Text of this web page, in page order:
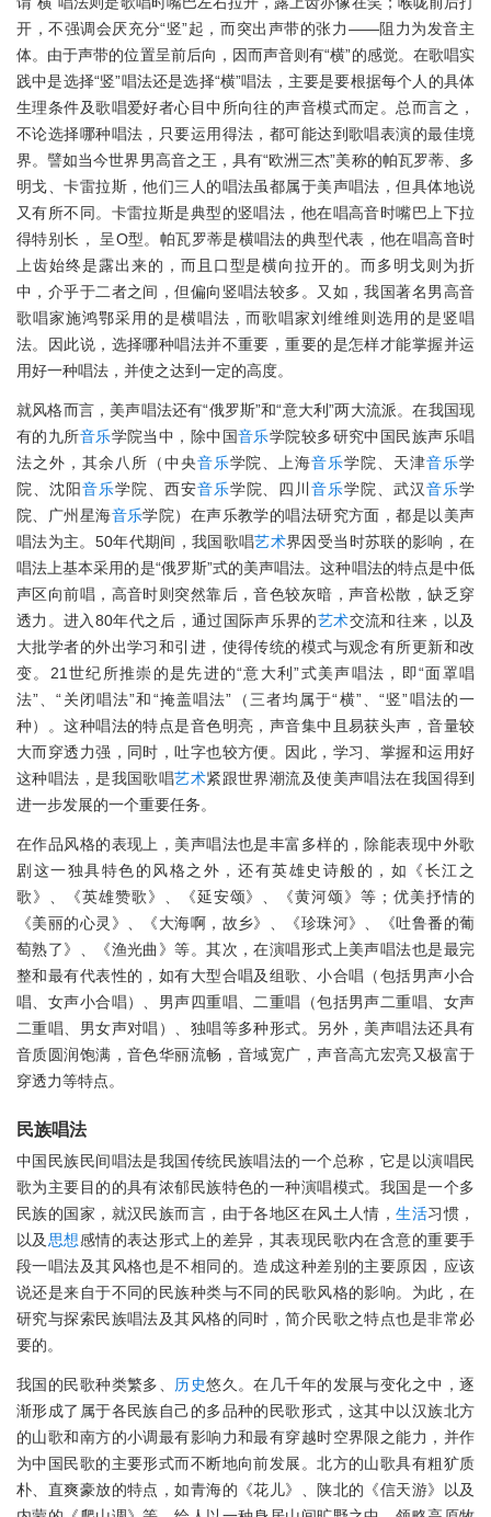
开，不强调会厌充分“竖”起，而突出声带的张力——阻力为发音主
体。由于声带的位置呈前后向，因而声音则有“横”的感觉。在歌唱实
践中是选择“竖”唱法还是选择“横”唱法，主要是要根据每个人的具体
生理条件及歌唱爱好者心目中所向往的声音模式而定。总而言之，
不论选择哪种唱法，只要运用得法，都可能达到歌唱表演的最佳境
界。譬如当今世界男高音之王，具有“欧洲三杰”美称的帕瓦罗蒂、多
明戈、卡雷拉斯，他们三人的唱法虽都属于美声唱法，但具体地说
又有所不同。卡雷拉斯是典型的竖唱法，他在唱高音时嘴巴上下拉
得特别长， 呈O型。帕瓦罗蒂是横唱法的典型代表，他在唱高音时
上齿始终是露出来的，而且口型是横向拉开的。而多明戈则为折
中，介乎于二者之间，但偏向竖唱法较多。又如，我国著名男高音
歌唱家施鸿鄂采用的是横唱法，而歌唱家刘维维则选用的是竖唱
法。因此说，选择哪种唱法并不重要，重要的是怎样才能掌握并运
用好一种唱法，并使之达到一定的高度。
就风格而言，美声唱法还有“俄罗斯”和“意大利”两大流派。在我国现
有的九所音乐学院当中，除中国音乐学院较多研究中国民族声乐唱
法之外，其余八所（中央音乐学院、上海音乐学院、天津音乐学
院、沈阳音乐学院、西安音乐学院、四川音乐学院、武汉音乐学
院、广州星海音乐学院）在声乐教学的唱法研究方面，都是以美声
唱法为主。50年代期间，我国歌唱艺术界因受当时苏联的影响，在
唱法上基本采用的是“俄罗斯”式的美声唱法。这种唱法的特点是中低
声区向前唱，高音时则突然靠后，音色较灰暗，声音松散，缺乏穿
透力。进入80年代之后，通过国际声乐界的艺术交流和往来，以及
大批学者的外出学习和引进，使得传统的模式与观念有所更新和改
变。21世纪所推崇的是先进的“意大利”式美声唱法，即“面罩唱
法”、“关闭唱法”和“掩盖唱法”（三者均属于“横”、“竖”唱法的一
种）。这种唱法的特点是音色明亮，声音集中且易获头声，音量较
大而穿透力强，同时，吐字也较方便。因此，学习、掌握和运用好
这种唱法，是我国歌唱艺术紧跟世界潮流及使美声唱法在我国得到
进一步发展的一个重要任务。
在作品风格的表现上，美声唱法也是丰富多样的，除能表现中外歌
剧这一独具特色的风格之外，还有英雄史诗般的，如《长江之
歌》、《英雄赞歌》、《延安颂》、《黄河颂》等；优美抒情的
《美丽的心灵》、《大海啊，故乡》、《珍珠河》、《吐鲁番的葡
萄熟了》、《渔光曲》等。其次，在演唱形式上美声唱法也是最完
整和最有代表性的，如有大型合唱及组歌、小合唱（包括男声小合
唱、女声小合唱）、男声四重唱、二重唱（包括男声二重唱、女声
二重唱、男女声对唱）、独唱等多种形式。另外，美声唱法还具有
音质圆润饱满，音色华丽流畅，音域宽广，声音高亢宏亮又极富于
穿透力等特点。
民族唱法
中国民族民间唱法是我国传统民族唱法的一个总称，它是以演唱民
歌为主要目的的具有浓郁民族特色的一种演唱模式。我国是一个多
民族的国家，就汉民族而言，由于各地区在风土人情，生活习惯，
以及 思想感情的表达形式上的差异，其表现民歌内在含意的重要手
段一唱法及其风格也是不相同的。造成这种差别的主要原因，应该
说还是来自于不同的民族种类与不同的民歌风格的影响。为此，在
研究与探索民族唱法及其风格的同时，简介民歌之特点也是非常必
要的。
我国的民歌种类繁多、 历史悠久。在几千年的发展与变化之中，逐
渐形成了属于各民族自己的多品种的民歌形式，这其中以汉族北方
的山歌和南方的小调最有影响力和最有穿越时空界限之能力，并作
为中国民歌的主要形式而不断地向前发展。北方的山歌具有粗犷质
朴、直爽豪放的特点，如青海的《花儿》、陕北的《信天游》以及